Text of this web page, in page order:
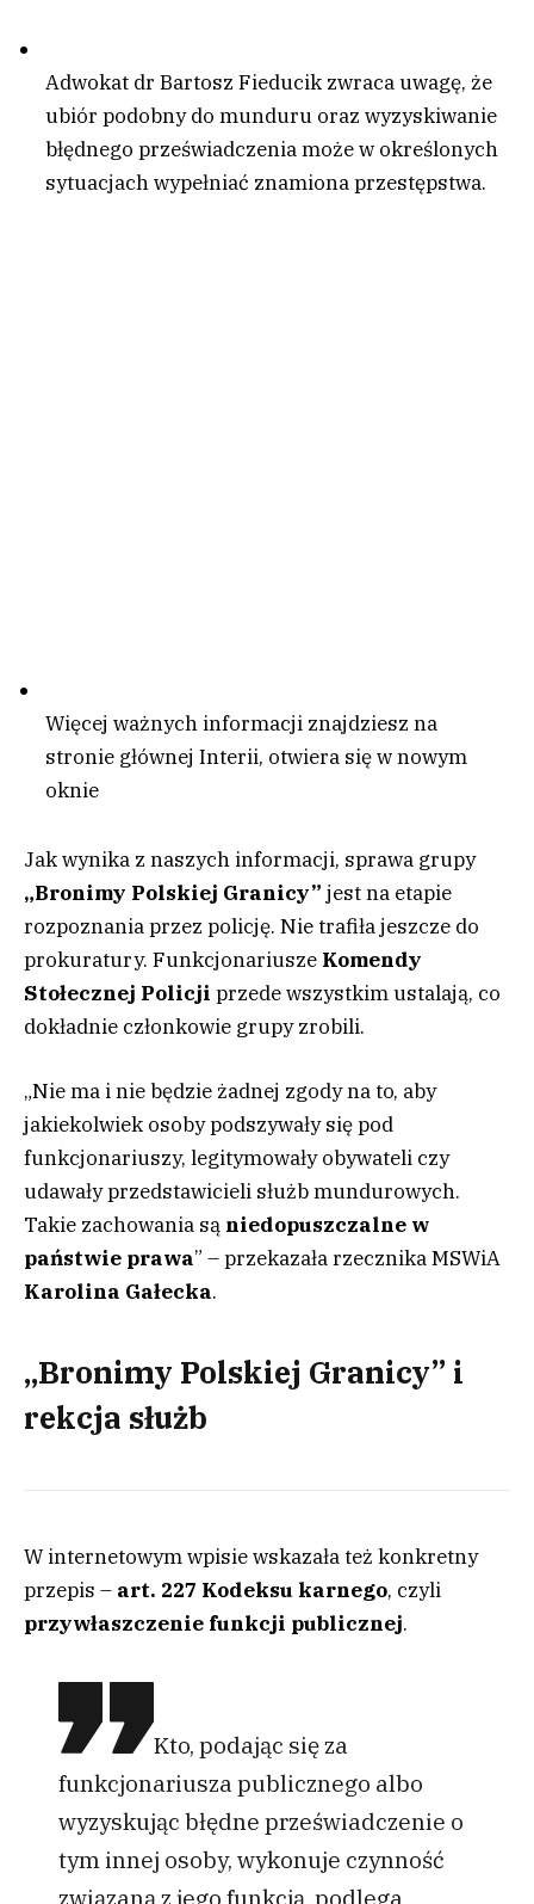
Adwokat dr Bartosz Fieducik zwraca uwagę, że
ubiór podobny do munduru oraz wyzyskiwanie
błędnego przeświadczenia może w określonych
sytuacjach wypełniać znamiona przestępstwa.
Więcej ważnych informacji znajdziesz na
stronie głównej Interii, otwiera się w nowym
oknie
Jak wynika z naszych informacji, sprawa grupy
„Bronimy Polskiej Granicy” jest na etapie
rozpoznania przez policję. Nie trafiła jeszcze do
prokuratury. Funkcjonariusze Komendy
Stołecznej Policji przede wszystkim ustalają, co
dokładnie członkowie grupy zrobili.
„Nie ma i nie będzie żadnej zgody na to, aby
jakiekolwiek osoby podszywały się pod
funkcjonariuszy, legitymowały obywateli czy
udawały przedstawicieli służb mundurowych.
Takie zachowania są niedopuszczalne w
państwie prawa” – przekazała rzecznika MSWiA
Karolina Gałecka.
„Bronimy Polskiej Granicy” i
rekcja służb
W internetowym wpisie wskazała też konkretny
przepis – art. 227 Kodeksu karnego, czyli
przywłaszczenie funkcji publicznej.
Kto, podając się za
funkcjonariusza publicznego albo
wyzyskując błędne przeświadczenie o
tym innej osoby, wykonuje czynność
związaną z jego funkcją, podlega